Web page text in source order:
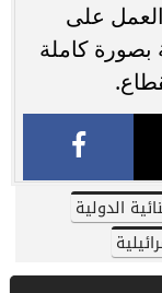
على
بصورة كاملة
الدولية